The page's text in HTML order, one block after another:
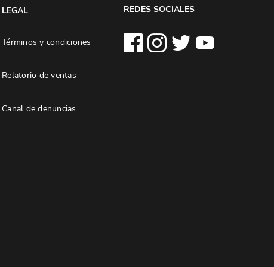
LEGAL
Términos y condiciones
Relatorio de ventas
Canal de denuncias
REDES SOCIALES